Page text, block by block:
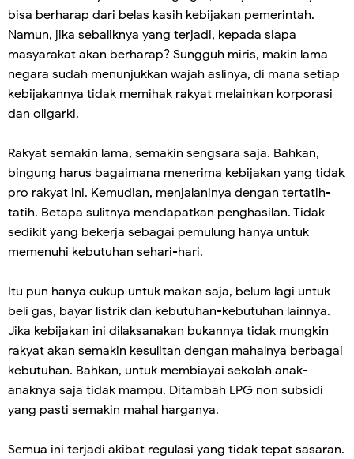
bisa berharap dari belas kasih kebijakan pemerintah.
Namun, jika sebaliknya yang terjadi, kepada siapa
masyarakat akan berharap? Sungguh miris, makin lama
negara sudah menunjukkan wajah aslinya, di mana setiap
kebijakannya tidak memihak rakyat melainkan korporasi
dan oligarki.
Rakyat semakin lama, semakin sengsara saja. Bahkan,
bingung harus bagaimana menerima kebijakan yang tidak
pro rakyat ini. Kemudian, menjalaninya dengan tertatih-
tatih. Betapa sulitnya mendapatkan penghasilan. Tidak
sedikit yang bekerja sebagai pemulung hanya untuk
memenuhi kebutuhan sehari-hari.
Itu pun hanya cukup untuk makan saja, belum lagi untuk
beli gas, bayar listrik dan kebutuhan-kebutuhan lainnya.
Jika kebijakan ini dilaksanakan bukannya tidak mungkin
rakyat akan semakin kesulitan dengan mahalnya berbagai
kebutuhan. Bahkan, untuk membiayai sekolah anak-
anaknya saja tidak mampu. Ditambah LPG non subsidi
yang pasti semakin mahal harganya.
Semua ini terjadi akibat regulasi yang tidak tepat sasaran.